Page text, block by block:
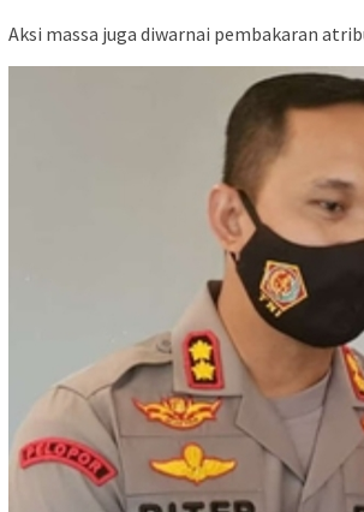
Aksi massa juga diwarnai pembakaran